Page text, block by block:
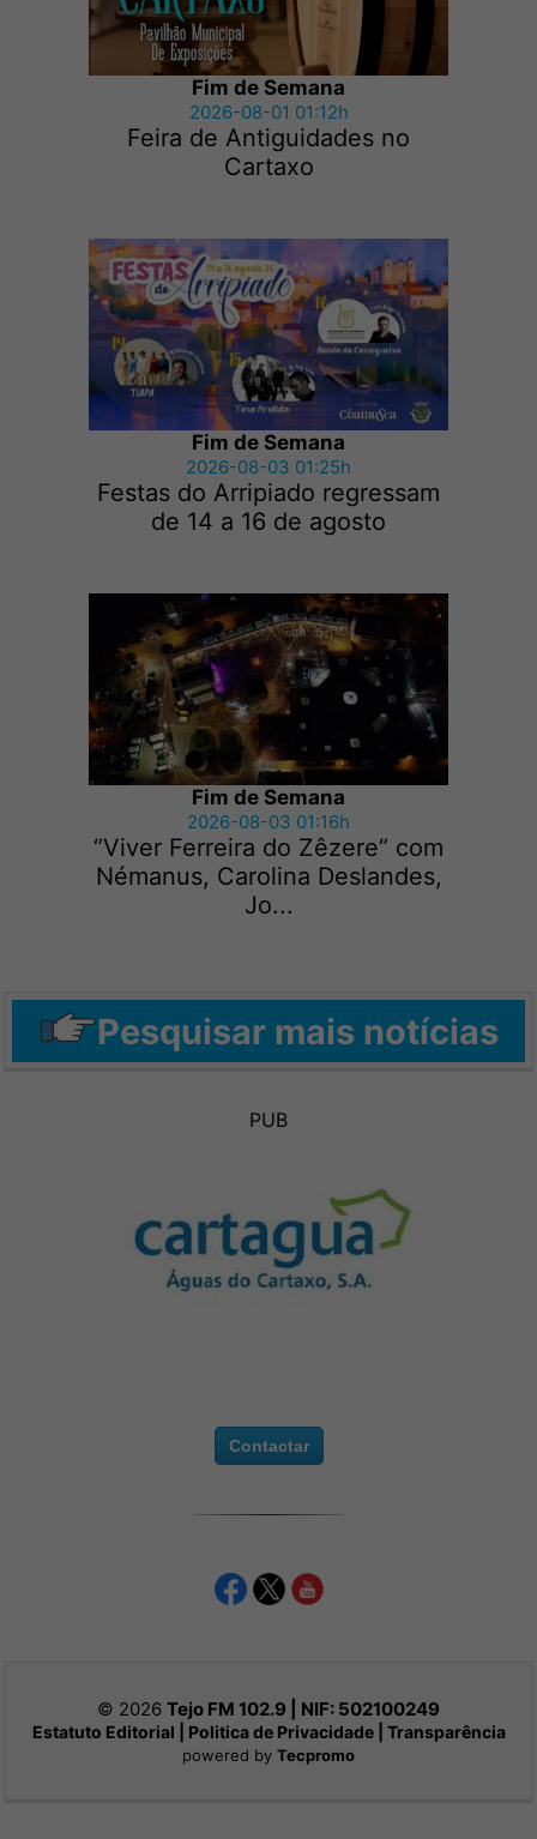
Fim de Semana
2026-08-01 01:12h
Feira de Antiguidades no
Cartaxo
Fim de Semana
2026-08-03 01:25h
Festas do Arripiado regressam
de 14 a 16 de agosto
Fim de Semana
2026-08-03 01:16h
“Viver Ferreira do Zêzere“ com
Némanus, Carolina Deslandes,
Jo...
Pesquisar mais notícias
PUB
Contactar
© 2026 Tejo FM 102.9 | NIF: 502100249
Estatuto Editorial Politica de Privacidade| Transparência
powered by Tecpromo